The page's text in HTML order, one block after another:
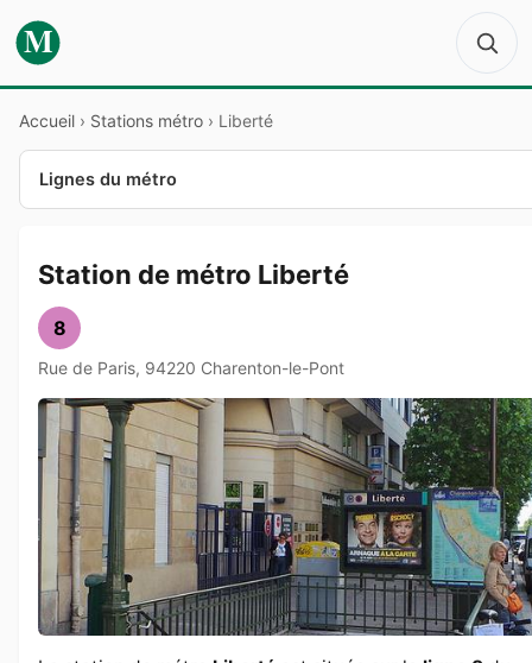
M
Accueil › Stations métro › Liberté
Lignes du métro
Station de métro Liberté
8
Rue de Paris, 94220 Charenton-le-Pont